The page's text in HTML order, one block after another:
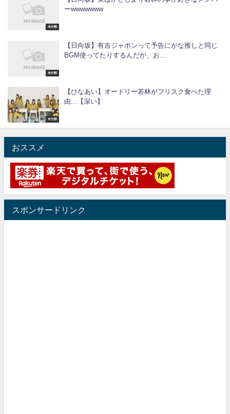
未分類
ーwwwwwww
未分類
【日向坂】有吉ジャポンって予告にがな推しと同じ
BGM使ってたりするんだが、お…
未分類
【ひなあい】オードリー若林がフリスク食べた理
由...【深い】
おススメ
スポンサードリンク